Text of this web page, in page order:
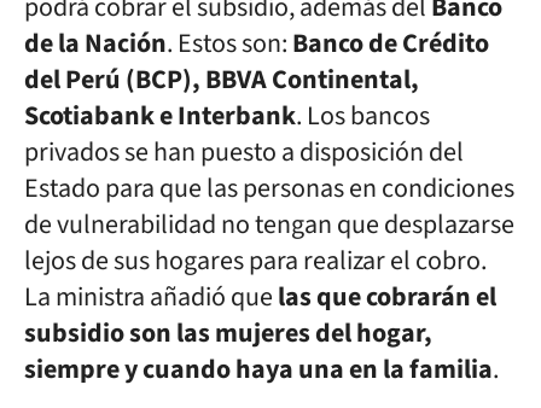
de la Nación. Estos son:Banco de Crédito
del Perú (BCP), BBVA Continental,
Scotiabank e Interbank. Los bancos
privados se han puesto a disposición del
Estado para que las personas en condiciones
de vulnerabilidad no tengan que desplazarse
lejos de sus hogares para realizar el cobro.
La ministra añadió quelas que cobrarán el
subsidio son las mujeres del hogar,
siempre y cuando haya una en la familia.